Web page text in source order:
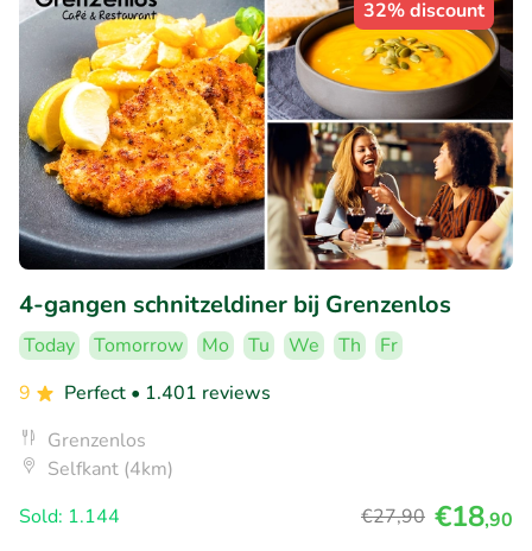
32% discount
4-gangen schnitzeldiner bij Grenzenlos
Today Tomorrow Mo Tu We Th
Fr
9
Perfect • 1.401 reviews
Grenzenlos
Selfkant (4km)
Sold: 1.144
€27,90 €18,90